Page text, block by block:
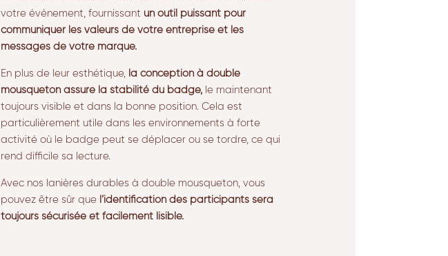
votre événement, fournissant un outil puissant pour
communiquer les valeurs de votre entreprise et les
messages de votre marque.
En plus de leur esthétique, la conception à double
mousqueton assure la stabilité du badge,le maintenant
toujours visible et dans la bonne position. Cela est
particulièrement utile dans les environnements à forte
activité où le badge peut se déplacer ou se tordre, ce qui
rend difficile sa lecture.
Avec nos lanières durables à double mousqueton, vous
pouvez être sûr que l’identification des participants sera
toujours sécurisée et facilement lisible.